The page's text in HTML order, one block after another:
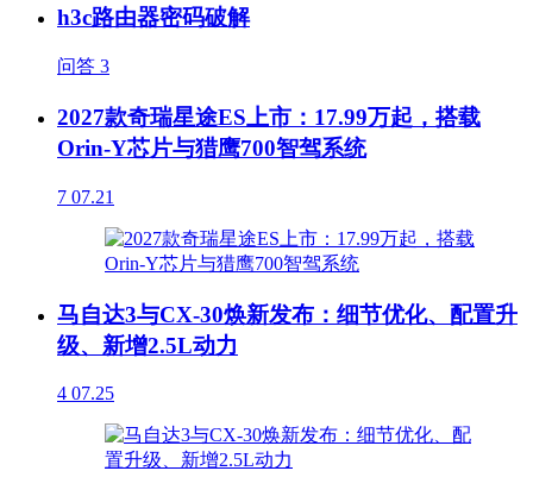
h3c路由器密码破解
问答 3
2027款奇瑞星途ES上市：17.99万起，搭载
Orin-Y芯片与猎鹰700智驾系统
7 07.21
马自达3与CX-30焕新发布：细节优化、配置升
级、新增2.5L动力
4 07.25